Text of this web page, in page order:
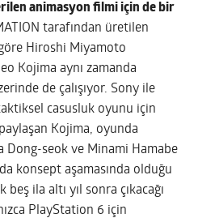
animasyon filmi için de bir
tarafından üretilen
Hiroshi Miyamoto
Kojima aynı zamanda
de çalışıyor. Sony ile
casusluk oyunu için
Kojima, oyunda
Dong-seok ve Minami Hamabe
konsept aşamasında olduğu
ila altı yıl sonra çıkacağı
PlayStation 6 için